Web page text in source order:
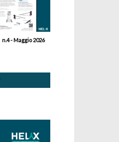
n.4 - Maggio 2026